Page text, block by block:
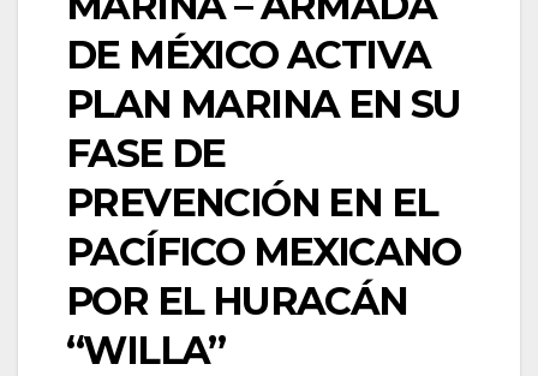
DE MÉXICO ACTIVA
PLAN MARINA EN SU
FASE DE
PREVENCIÓN EN EL
PACÍFICO MEXICANO
POR EL HURACÁN
“WILLA”